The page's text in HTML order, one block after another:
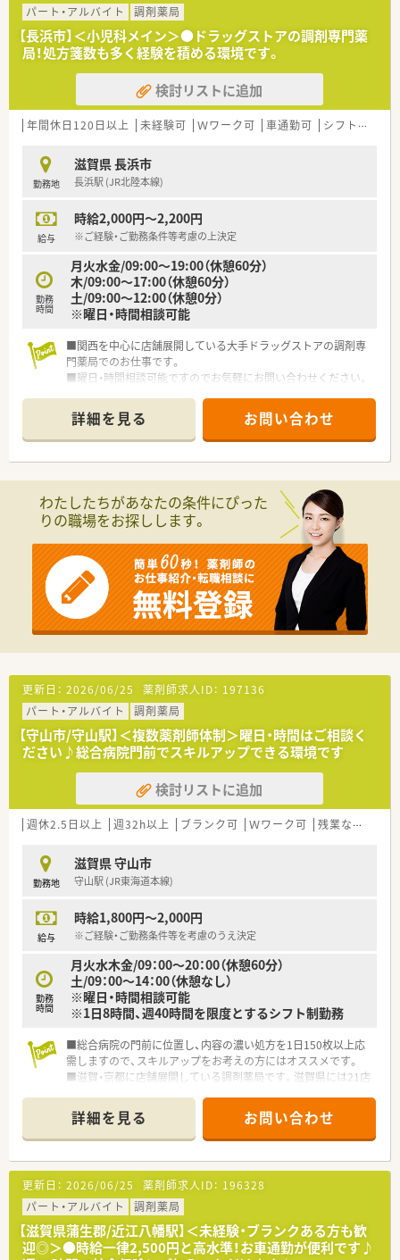
パート・アルバイト
調剤薬局
【長浜市】＜小児科メイン＞●ドラッグストアの調剤専門薬
局！処方箋数も多く経験を積める環境です。
検討リストに追加
年間休日120日以上 未経験可 Ｗワーク可 車通勤可 シフト制
勤務地
滋賀県 長浜市
長浜駅 (JR北陸本線)
給与
時給2,000円～2,200円
※ご経験・ご勤務条件等考慮の上決定
勤務
時間
月火水金/09:00～19:00（休憩60分）
木/09:00～17:00（休憩60分）
土/09:00～12:00（休憩0分）
※曜日・時間相談可能
■関西を中心に店舗展開している大手ドラッグストアの調剤専
門薬局でのお仕事です。
■曜日・時間相談可能ですのでお気軽にお問い合わせください。
詳細を見る お問い合わせ
わたしたちがあなたの条件にぴった
りの職場をお探しします。
更新日： 2026/06/25 薬剤師求人ID： 197136
パート・アルバイト
調剤薬局
【守山市/守山駅】＜複数薬剤師体制＞曜日・時間はご相談く
ださい♪総合病院門前でスキルアップできる環境です
検討リストに追加
週休2.5日以上 週32h以上 ブランク可 Ｗワーク可 残業なし(ほぼなし含む)
勤務地
滋賀県 守山市
守山駅 (JR東海道本線)
給与
時給1,800円～2,000円
※ご経験・ご勤務条件等を考慮のうえ決定
勤務
時間
月火水木金/09：00～20：00（休憩60分）
土/09：00～14：00（休憩なし）
※曜日・時間相談可能
※1日8時間、週40時間を限度とするシフト制勤務
■総合病院の門前に位置し、内容の濃い処方を1日150枚以上応
需しますので、スキルアップをお考えの方にはオススメです。
■滋賀・京都に店舗展開している調剤薬局です。滋賀県には21店
■ママさん・パパさん薬剤師様にもオススメ！曜日や時間はお気
軽にご相談くださいませ。
詳細を見る お問い合わせ
更新日： 2026/06/25 薬剤師求人ID： 196328
パート・アルバイト
調剤薬局
【滋賀県蒲生郡/近江八幡駅】＜未経験・ブランクある方も歓
迎◎＞●時給一律2,500円と高水準！お車通勤が便利です♪